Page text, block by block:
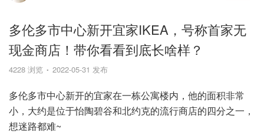
多伦多市中心新开宜家IKEA，号称首家无
现金商店！带你看看到底长啥样？
4228 浏览 2022-05-31 发布
多伦多市中心新开的宜家在一栋公寓楼内，他的面积非常
小，大约是位于怡陶碧谷和北约克的流行商店的四分之一，
想迷路都难~